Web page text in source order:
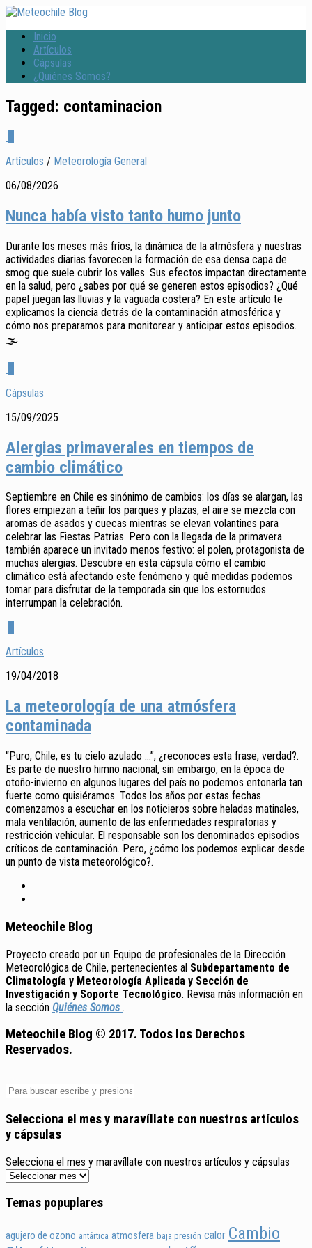
Inicio
Artículos
Cápsulas
¿Quiénes Somos?
Tagged: contaminacion
Artículos / Meteorología General
06/08/2026
Nunca había visto tanto humo junto
Durante los meses más fríos, la dinámica de la atmósfera y nuestras
actividades diarias favorecen la formación de esa densa capa de
smog que suele cubrir los valles. Sus efectos impactan directamente
en la salud, pero ¿sabes por qué se generen estos episodios? ¿Qué
papel juegan las lluvias y la vaguada costera? En este artículo te
explicamos la ciencia detrás de la contaminación atmosférica y
cómo nos preparamos para monitorear y anticipar estos episodios.
🌫️
Cápsulas
15/09/2025
Alergias primaverales en tiempos de
cambio climático
Septiembre en Chile es sinónimo de cambios: los días se alargan, las
flores empiezan a teñir los parques y plazas, el aire se mezcla con
aromas de asados y cuecas mientras se elevan volantines para
celebrar las Fiestas Patrias. Pero con la llegada de la primavera
también aparece un invitado menos festivo: el polen, protagonista de
muchas alergias. Descubre en esta cápsula cómo el cambio
climático está afectando este fenómeno y qué medidas podemos
tomar para disfrutar de la temporada sin que los estornudos
interrumpan la celebración.
Artículos
19/04/2018
La meteorología de una atmósfera
contaminada
“Puro, Chile, es tu cielo azulado …”, ¿reconoces esta frase, verdad?.
Es parte de nuestro himno nacional, sin embargo, en la época de
otoño-invierno en algunos lugares del país no podemos entonarla tan
fuerte como quisiéramos. Todos los años por estas fechas
comenzamos a escuchar en los noticieros sobre heladas matinales,
mala ventilación, aumento de las enfermedades respiratorias y
restricción vehicular. El responsable son los denominados episodios
críticos de contaminación. Pero, ¿cómo los podemos explicar desde
un punto de vista meteorológico?.
Meteochile Blog
Proyecto creado por un Equipo de profesionales de la Dirección
Meteorológica de Chile, pertenecientes al Subdepartamento de
Climatología y Meteorología Aplicada y Sección de
Investigación y Soporte Tecnológico. Revisa más información en
la sección Quiénes Somos .
Meteochile Blog © 2017. Todos los Derechos
Reservados.
Selecciona el mes y maravíllate con nuestros artículos
y cápsulas
Selecciona el mes y maravíllate con nuestros artículos y cápsulas
Temas popuplares
agujero de ozono antártica atmosfera baja presión calor Cambio